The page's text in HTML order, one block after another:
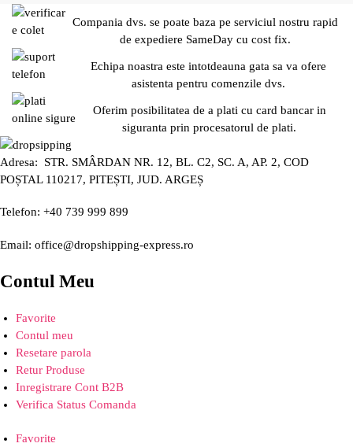
Compania dvs. se poate baza pe serviciul nostru rapid
de expediere SameDay cu cost fix.
Echipa noastra este intotdeauna gata sa va ofere
asistenta pentru comenzile dvs.
Oferim posibilitatea de a plati cu card bancar in
siguranta prin procesatorul de plati.
Adresa: STR. SMÂRDAN NR. 12, BL. C2, SC. A, AP. 2, COD
POȘTAL 110217, PITEȘTI, JUD. ARGEȘ
Telefon: +40 739 999 899
Email: office@dropshipping-express.ro
Contul Meu
Favorite
Contul meu
Resetare parola
Retur Produse
Inregistrare Cont B2B
Verifica Status Comanda
Favorite